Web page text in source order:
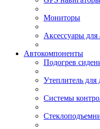
Мониторы
Аксессуары для
Автокомпоненты
Подогрев
Утеплитель для
Системы